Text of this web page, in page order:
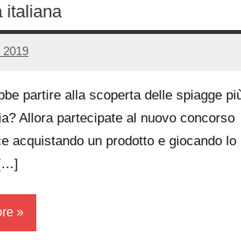
italiana
2019
partire alla scoperta delle spiagge
Allora partecipate al nuovo concorso
acquistando un prodotto e giocando lo